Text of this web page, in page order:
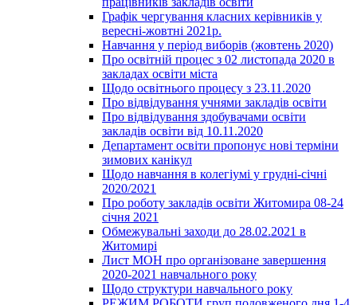
Графік чергування класних керівників у
вересні-жовтні 2021р.
Навчання у період виборів (жовтень 2020)
Про освітній процес з 02 листопада 2020 в
закладах освіти міста
Щодо освітнього процесу з 23.11.2020
Про відвідування учнями закладів освіти
Про відвідування здобувачами освіти
закладів освіти від 10.11.2020
Департамент освіти пропонує нові терміни
зимових канікул
Щодо навчання в колегіумі у грудні-січні
2020/2021
Про роботу закладів освіти Житомира 08-24
січня 2021
Обмежувальні заходи до 28.02.2021 в
Житомирі
Лист МОН про організоване завершення
2020-2021 навчального року
Щодо структури навчального року